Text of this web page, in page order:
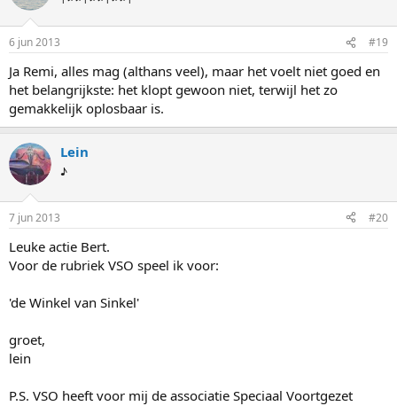
6 jun 2013 #19
Ja Remi, alles mag (althans veel), maar het voelt niet goed en
het belangrijkste: het klopt gewoon niet, terwijl het zo
gemakkelijk oplosbaar is.
Lein
♪
7 jun 2013 #20
Leuke actie Bert.
Voor de rubriek VSO speel ik voor:
'de Winkel van Sinkel'
groet,
lein
P.S. VSO heeft voor mij de associatie Speciaal Voortgezet